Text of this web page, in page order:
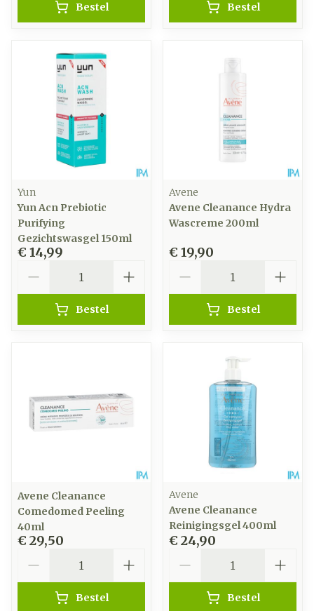
Bestel Bestel
Yun
Yun Acn Prebiotic
Purifying
Gezichtswasgel 150ml
€ 14,99
Bestel
Avene
Avene Cleanance Hydra
Wascreme 200ml
€ 19,90
Bestel
Avene Cleanance
Comedomed Peeling
40ml
€ 29,50
Bestel
Avene
Avene Cleanance
Reinigingsgel 400ml
€ 24,90
Bestel